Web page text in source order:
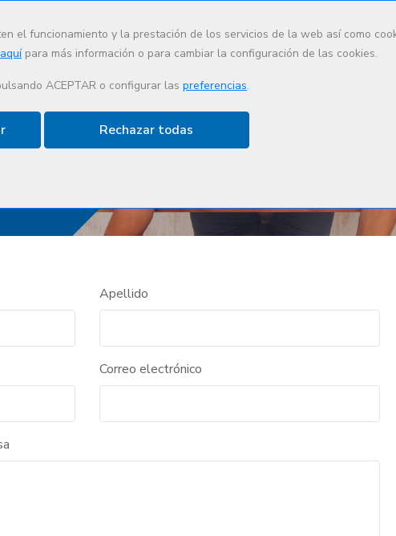
el funcionamiento y la prestación de los servicios de la web así como
aquípara más información o para cambiar la configuración de las cookies.
ACEPTAR o configurar las preferencias.
Rechazar todas
Apellido
Correo electrónico